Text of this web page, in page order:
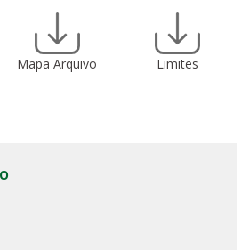
Mapa Arquivo Limites